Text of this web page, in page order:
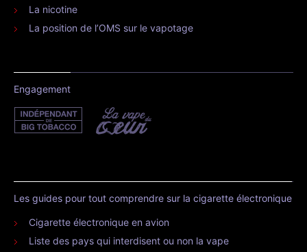
La nicotine
La position de l’OMS sur le vapotage
Engagement
Les guides pour tout comprendre sur la cigarette électronique
Cigarette électronique en avion
Liste des pays qui interdisent ou non la vape